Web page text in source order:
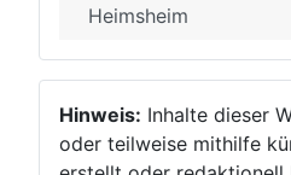
Heimsheim
Hinweis: Inhalte dieser
oder teilweise mithilfe